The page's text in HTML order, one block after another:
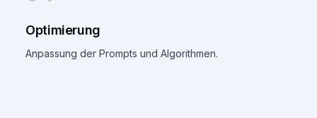
Optimierung
Anpassung der Prompts und Algorithmen.